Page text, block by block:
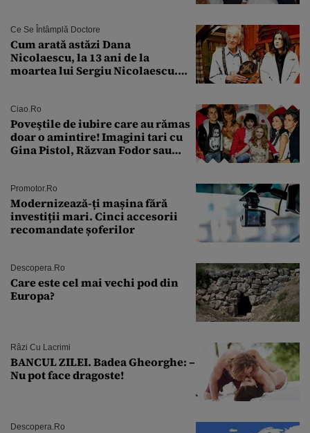
Ce Se Întâmplă Doctore
Cum arată astăzi Dana
Nicolaescu, la 13 ani de la
moartea lui Sergiu Nicolaescu.
Ciao.ro
Poveştile de iubire care au rămas
doar o amintire! Imagini tari cu
Gina Pistol, Răzvan Fodor sau
Promotor.ro
Modernizează-ți mașina fără
investiții mari. Cinci accesorii
recomandate șoferilor
Descopera.ro
Care este cel mai vechi pod din
Europa?
Râzi Cu Lacrimi
BANCUL ZILEI. Badea Gheorghe: –
Nu pot face dragoste!
Descopera.ro